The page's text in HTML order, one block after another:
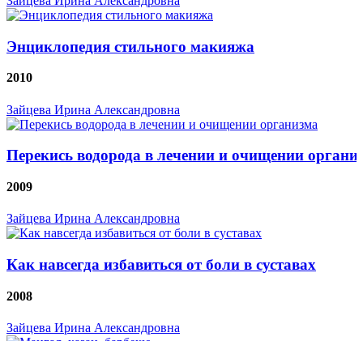
Энциклопедия стильного макияжа
2010
Зайцева Ирина Александровна
Перекись водорода в лечении и очищении
2009
Зайцева Ирина Александровна
Как навсегда избавиться от боли в суставах
2008
Зайцева Ирина Александровна